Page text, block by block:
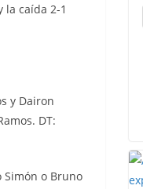
caída 2-1
y Dairon
DT:
Simón o Bruno